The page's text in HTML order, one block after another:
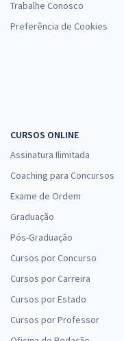
Trabalhe Conosco
Preferência de Cookies
CURSOS ONLINE
Assinatura Ilimitada
Coaching para Concursos
Exame de Ordem
Graduação
Pós-Graduação
Cursos por Concurso
Cursos por Carreira
Cursos por Estado
Cursos por Professor